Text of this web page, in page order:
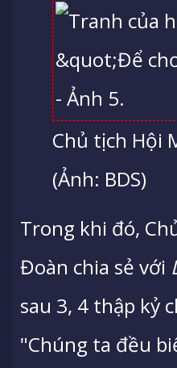
Chủ tịch Hội
(Ảnh: BDS)
Trong khi đó,
Đoàn chia sẻ với
sau 3, 4 thập kỷ
"Chúng ta đều